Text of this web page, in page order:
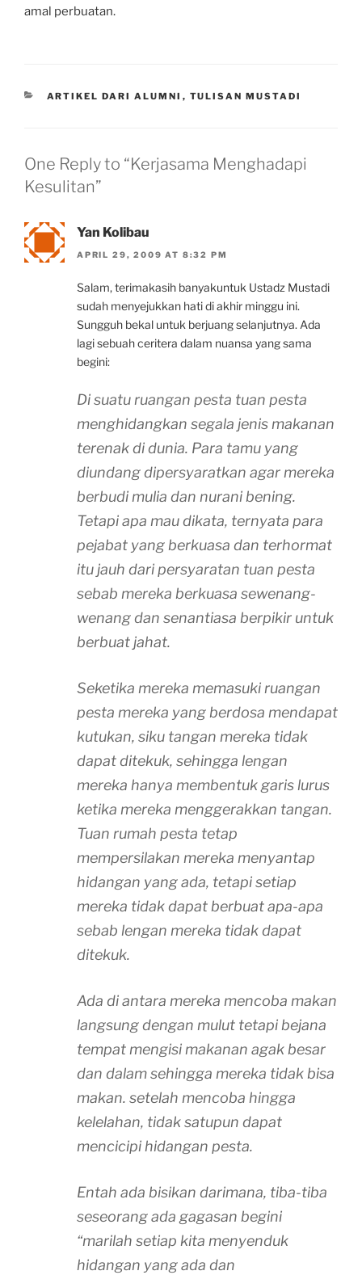
amal perbuatan.
CATEGORIES
ARTIKEL DARI ALUMNI , TULISAN MUSTADI
One Reply to “Kerjasama Menghadapi
Kesulitan”
Yan Kolibau
APRIL 29, 2009 AT 8:32 PM
Salam, terimakasih banyakuntuk Ustadz Mustadi
sudah menyejukkan hati di akhir minggu ini.
Sungguh bekal untuk berjuang selanjutnya. Ada
lagi sebuah ceritera dalam nuansa yang sama
begini:
Di suatu ruangan pesta tuan pesta
menghidangkan segala jenis makanan
terenak di dunia. Para tamu yang
diundang dipersyaratkan agar mereka
berbudi mulia dan nurani bening.
Tetapi apa mau dikata, ternyata para
pejabat yang berkuasa dan terhormat
itu jauh dari persyaratan tuan pesta
sebab mereka berkuasa sewenang-
wenang dan senantiasa berpikir untuk
berbuat jahat.
Seketika mereka memasuki ruangan
pesta mereka yang berdosa mendapat
kutukan, siku tangan mereka tidak
dapat ditekuk, sehingga lengan
mereka hanya membentuk garis lurus
ketika mereka menggerakkan tangan.
Tuan rumah pesta tetap
mempersilakan mereka menyantap
hidangan yang ada, tetapi setiap
mereka tidak dapat berbuat apa-apa
sebab lengan mereka tidak dapat
ditekuk.
Ada di antara mereka mencoba makan
langsung dengan mulut tetapi bejana
tempat mengisi makanan agak besar
dan dalam sehingga mereka tidak bisa
makan. setelah mencoba hingga
kelelahan, tidak satupun dapat
mencicipi hidangan pesta.
Entah ada bisikan darimana, tiba-tiba
seseorang ada gagasan begini
“marilah setiap kita menyenduk
hidangan yang ada dan